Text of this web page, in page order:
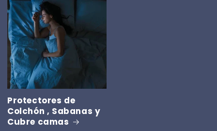
Protectores de
Colchón , Sabanas y
Cubre camas